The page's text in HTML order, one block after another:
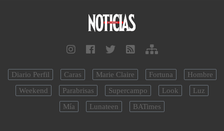
Diario Perfil Caras Marie Claire Fortuna
Hombre
Weekend
Parabrisas Supercampo Look
Luz
Mía
Lunateen BATimes